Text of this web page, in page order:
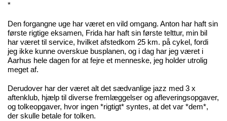
*
Den forgangne uge har været en vild omgang. Anton har haft sin
første rigtige eksamen, Frida har haft sin første telttur, min bil
har været til service, hvilket afstedkom 25 km. på cykel, fordi
jeg ikke kunne overskue busplanen, og i dag har jeg været i
Aarhus hele dagen for at fejre et menneske, jeg holder utrolig
meget af.
Derudover har der været alt det sædvanlige jazz med 3 x
aftenklub, hjælp til diverse fremlæggelser og afleveringsopgaver,
og tolkeopgaver, hvor ingen *rigtigt* syntes, at det var *dem*,
der skulle betale for tolken.